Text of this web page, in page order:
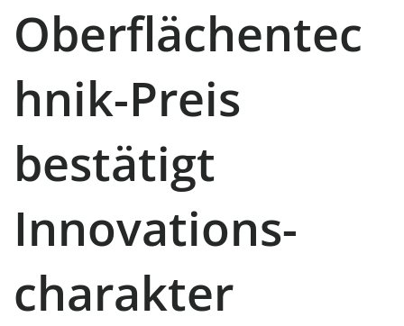
Oberflächentec
hnik-Preis
bestätigt
Innovations­
charakter